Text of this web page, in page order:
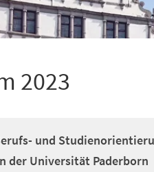
2023
und
der Universität Paderborn